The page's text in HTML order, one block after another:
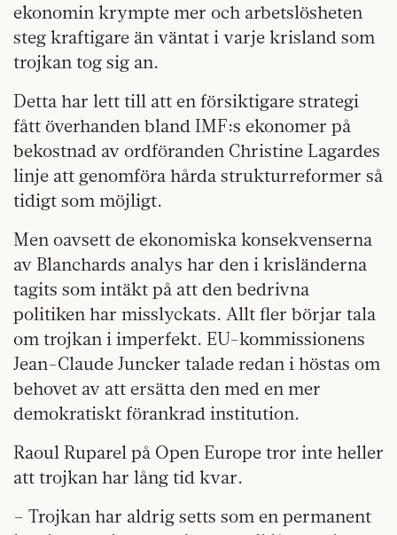
ekonomin krympte mer och arbetslösheten
steg kraftigare än väntat i varje krisland som
trojkan tog sig an.
Detta har lett till att en försiktigare strategi
fått överhanden bland IMF:s ekonomer på
bekostnad av ordföranden Christine Lagardes
linje att genomföra hårda strukturreformer så
tidigt som möjligt.
Men oavsett de ekonomiska konsekvenserna
av Blanchards analys har den i krisländerna
tagits som intäkt på att den bedrivna
politiken har misslyckats. Allt fler börjar tala
om trojkan i imperfekt. EU-kommissionens
Jean-Claude Juncker talade redan i höstas om
behovet av att ersätta den med en mer
demokratiskt förankrad institution.
Raoul Ruparel på Open Europe tror inte heller
att trojkan har lång tid kvar.
– Trojkan har aldrig setts som en permanent